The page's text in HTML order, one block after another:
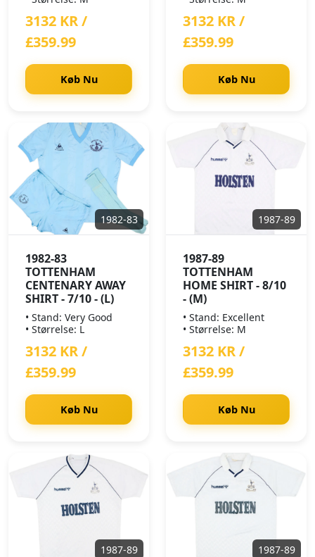
3132 KR /
£359.99
Køb Nu
3132 KR /
£359.99
Køb Nu
1982-83
1982-83
TOTTENHAM
CENTENARY AWAY
SHIRT - 7/10 - (L)
• Stand: Very Good
• Størrelse: L
3132 KR /
£359.99
Køb Nu
1987-89
1987-89
TOTTENHAM
HOME SHIRT - 8/10
- (M)
• Stand: Excellent
• Størrelse: M
3132 KR /
£359.99
Køb Nu
1987-89 1987-89